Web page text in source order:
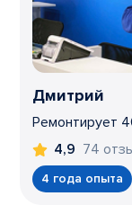
Дмитрий
Ремонтирует
4,9 74
4 года опыта